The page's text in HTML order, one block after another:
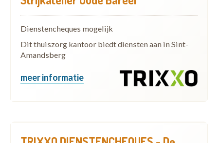
Dienstencheques mogelijk
Dit thuiszorg kantoor biedt diensten aan in Sint-
Amandsberg
meer informatie